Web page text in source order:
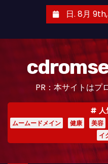
日. 8月
PR：本サイトはプ
人
ムームードメイン 健康 美容
イ